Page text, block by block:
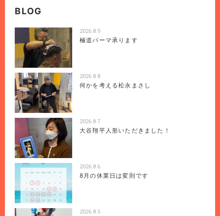
BLOG
2026.8.9
極道パーマ承ります
2026.8.8
何かを考える松永まさし
2026.8.7
大谷翔平人形いただきました！
2026.8.6
8月の休業日は変則です
2026.8.5